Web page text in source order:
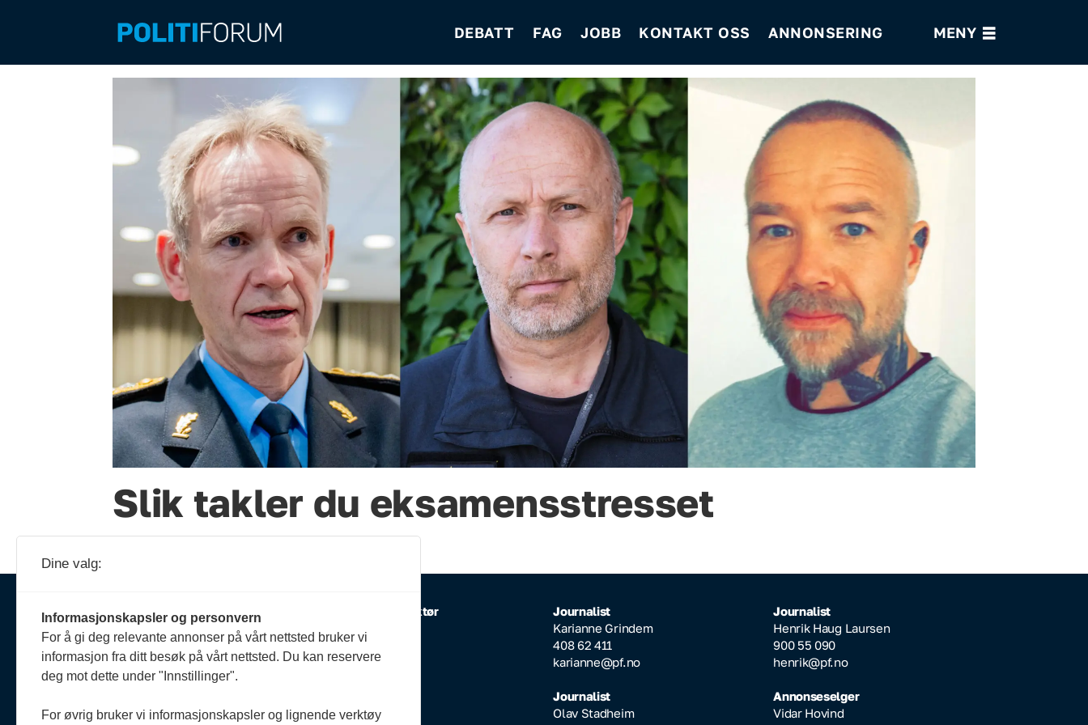
DEBATT FAG JOBB KONTAKT OSS ANNONSERING
Slik takler du eksamensstresset
Om oss
Politiforum er et redaksjonelt
etter Vær varsom-plakaten og
Ansvarlig redaktør
908 64 608
redaktor@pf.no
Oda Aarseth
Journalist
Karianne Grindem
408 62 411
karianne@pf.no
Journalist
Olav Stadheim
Journalist
Henrik Haug Laursen
900 55 090
henrik@pf.no
Annonseselger
Vidar Hovind
Dine valg:
Informasjonskapsler og personvern
For å gi deg relevante annonser på vårt nettsted bruker vi
informasjon fra ditt besøk på vårt nettsted. Du kan reservere
deg mot dette under "Innstillinger".
For øvrig bruker vi informasjonskapsler og lignende verktøy